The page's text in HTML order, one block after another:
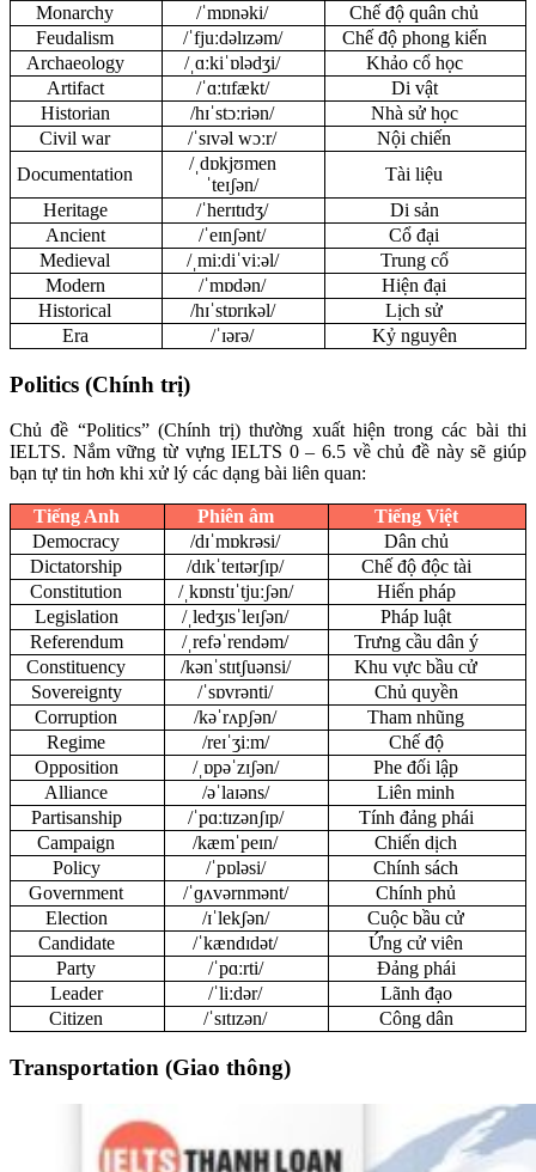
Monarchy
/ˈmɒnəki/
Chế độ quân chủ
Feudalism
/ˈfjuːdəlɪzəm/
Chế độ phong kiến
Archaeology
/ˌɑːkiˈɒlədʒi/
Khảo cổ học
Artifact
/ˈɑːtɪfækt/
Di vật
Historian
/hɪˈstɔːriən/
Nhà sử học
Civil war
/ˈsɪvəl wɔːr/
Nội chiến
Documentation
/ˌdɒkjʊmen
ˈteɪʃən/
Tài liệu
Heritage
/ˈherɪtɪdʒ/
Di sản
Ancient
/ˈeɪnʃənt/
Cổ đại
Medieval
/ˌmiːdiˈviːəl/
Trung cổ
Modern
/ˈmɒdən/
Hiện đại
Historical
/hɪˈstɒrɪkəl/
Lịch sử
Era
/ˈɪərə/ Kỷ nguyên
Politics (Chính trị)
Chủ đề “Politics” (Chính trị) thường xuất hiện trong các bài thi
IELTS. Nắm vững từ vựng IELTS 0 – 6.5 về chủ đề này sẽ giúp
bạn tự tin hơn khi xử lý các dạng bài liên quan:
Tiếng Anh Phiên âm
Tiếng Việt
Democracy
/dɪˈmɒkrəsi/
Dân chủ
Dictatorship
/dɪkˈteɪtərʃɪp/
Chế độ độc tài
Constitution
/ˌkɒnstɪˈtjuːʃən/
Hiến pháp
Legislation
/ˌledʒɪsˈleɪʃən/
Pháp luật
Referendum
/ˌrefəˈrendəm/
Trưng cầu dân ý
Constituency
/kənˈstɪtʃuənsi/
Khu vực bầu cử
Sovereignty
/ˈsɒvrənti/
Chủ quyền
Corruption
/kəˈrʌpʃən/
Tham nhũng
Regime
/reɪˈʒiːm/
Chế độ
Opposition
/ˌɒpəˈzɪʃən/
Phe đối lập
Alliance
/əˈlaɪəns/
Liên minh
Partisanship
/ˈpɑːtɪzənʃɪp/
Tính đảng phái
Campaign
/kæmˈpeɪn/
Chiến dịch
Policy
/ˈpɒləsi/
Chính sách
Government
/ˈɡʌvərnmənt/
Chính phủ
Election
/ɪˈlekʃən/
Cuộc bầu cử
Candidate
/ˈkændɪdət/
Ứng cử viên
Party
/ˈpɑːrti/
Đảng phái
Leader
/ˈliːdər/
Lãnh đạo
Citizen
/ˈsɪtɪzən/ Công dân
Transportation (Giao thông)